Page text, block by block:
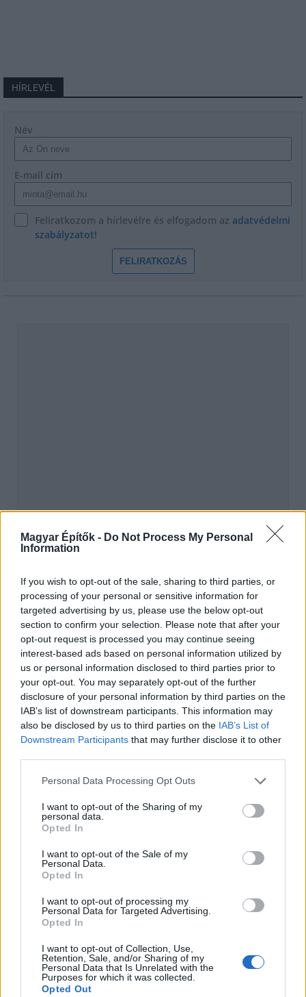
Magyar Építők - Do Not Process My Personal
Information
If you wish to opt-out of the sale, sharing to third parties, or
processing of your personal or sensitive information for
targeted advertising by us, please use the below opt-out
section to confirm your selection. Please note that after your
opt-out request is processed you may continue seeing
interest-based ads based on personal information utilized by
us or personal information disclosed to third parties prior to
your opt-out. You may separately opt-out of the further
disclosure of your personal information by third parties on the
IAB’s list of downstream participants. This information may
also be disclosed by us to third parties on the IAB’s List of
Downstream Participants that may further disclose it to other
Please note that this website/app uses one or more Google
not limited to your visit or usage behaviour. You may click to
grant or deny consent to Google and its third-party tags to
use your data for below specified purposes in below Google
consent section.
Personal Data Processing Opt Outs
I want to opt-out of the Sharing of my
personal data.
Opted In
I want to opt-out of the Sale of my
Personal Data.
Opted In
I want to opt-out of processing my
Personal Data for Targeted Advertising.
Opted In
I want to opt-out of Collection, Use,
Retention, Sale, and/or Sharing of my
Personal Data that Is Unrelated with the
Purposes for which it was collected.
Opted Out
HÍRLEVÉL
Név
E-mail cím
Feliratkozom a hírlevélre és elfogadom az adatvédelmi
szabályzatot!
FELIRATKOZÁS
AJÁNLÓ
Iparági hírek
A tengerfenék alatt négy óriáskábellel kötik össze
Spanyolország és Franciaország villamosenergia-
Elkezdődött a Vizcayai-öblön áthaladó, több mint 300 kilométer
hosszú, a francia és a spanyol villamosenergia-hálózat
összeköttetését biztosító rendszer tengeri kábeleinek
telepítése. A kivitelezést egy speciális kábelfektető hajó végzi: a
11 ezer tonna kábel befogadására képes jármű helyenként 140
projektként támogatja a hálózat kiépítését.
Iparági hírek